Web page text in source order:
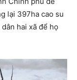
lại 397ha cao su
hai xã để họ